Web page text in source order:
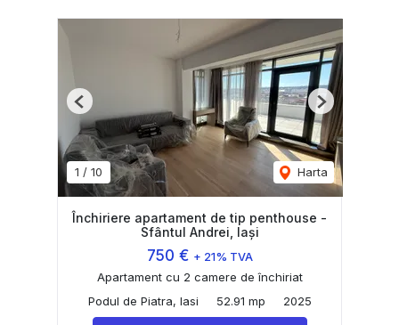
1 / 10 Harta
Previous Next
Închiriere apartament de tip penthouse -
Sfântul Andrei, Iași
750 € + 21% TVA
Apartament cu 2 camere de închiriat
Podul de Piatra, Iasi
52.91 mp 2025